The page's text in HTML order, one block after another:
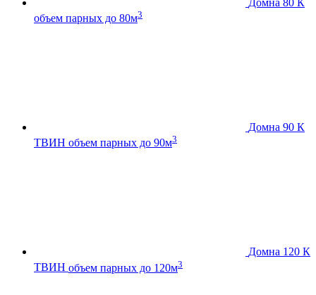
объем парных до 80м3
Домна 90 К
ТВИН объем парных до 90м3
Домна 120 К
ТВИН объем парных до 120м3